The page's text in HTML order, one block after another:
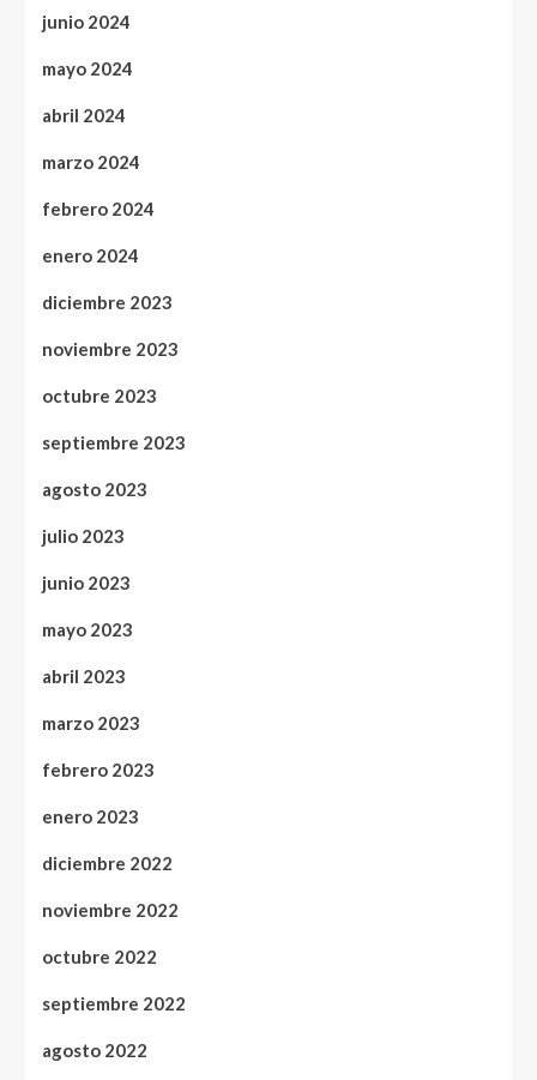
junio 2024
mayo 2024
abril 2024
marzo 2024
febrero 2024
enero 2024
diciembre 2023
noviembre 2023
octubre 2023
septiembre 2023
agosto 2023
julio 2023
junio 2023
mayo 2023
abril 2023
marzo 2023
febrero 2023
enero 2023
diciembre 2022
noviembre 2022
octubre 2022
septiembre 2022
agosto 2022